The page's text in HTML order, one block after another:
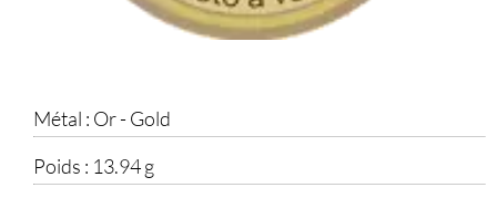
Métal : Or - Gold
Poids : 13.94 g